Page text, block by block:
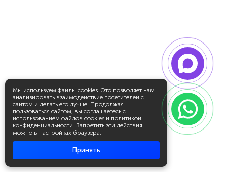
Мы используем файлы cookies. Это позволяет нам
анализировать взаимодействие посетителей с
сайтом и делать его лучше. Продолжая
пользоваться сайтом, вы соглашаетесь с
использованием файлов cookies и политикой
конфиденциальности. Запретить эти действия
можно в настройках браузера.
Принять